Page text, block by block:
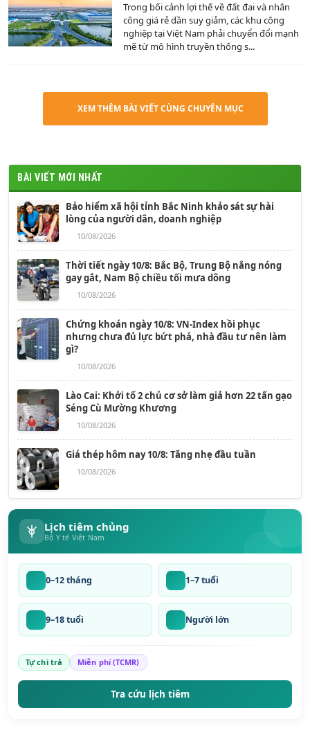
Trong bối cảnh lợi thế về đất đai và nhân
công giá rẻ dần suy giảm, các khu công
nghiệp tại Việt Nam phải chuyển đổi mạnh
mẽ từ mô hình truyền thống s...
XEM THÊM BÀI VIẾT CÙNG CHUYÊN MỤC
BÀI VIẾT MỚI NHẤT
Bảo hiểm xã hội tỉnh Bắc Ninh khảo sát sự hài
lòng của người dân, doanh nghiệp
10/08/2026
Thời tiết ngày 10/8: Bắc Bộ, Trung Bộ nắng nóng
gay gắt, Nam Bộ chiều tối mưa dông
10/08/2026
Chứng khoán ngày 10/8: VN-Index hồi phục
nhưng chưa đủ lực bứt phá, nhà đầu tư nên làm
gì?
10/08/2026
Lào Cai: Khởi tố 2 chủ cơ sở làm giả hơn 22 tấn gạo
Séng Cù Mường Khương
10/08/2026
Giá thép hôm nay 10/8: Tăng nhẹ đầu tuần
10/08/2026
Lịch tiêm chủng
Bộ Y tế Việt Nam
0–12 tháng 1–7 tuổi
9–18 tuổi Người lớn
Tự chi trả Miễn phí (TCMR)
Tra cứu lịch tiêm